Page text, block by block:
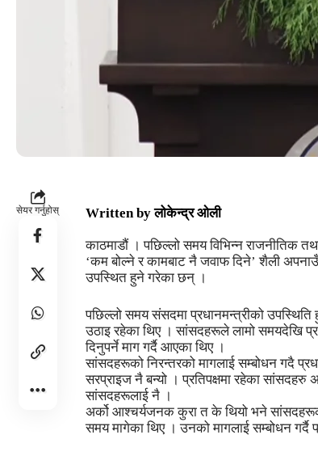
सेयर गर्नुहोस् Written by लोकेन्द्र ओली
काठमाडौं । पछिल्लो समय विभिन्न राजनीतिक
‘कम बोल्ने र कामबाट नै जवाफ दिने’ शैली
उपस्थित हुने गरेका छन् ।
पछिल्लो समय संसदमा प्रधानमन्त्रीको
उठाइ रहेका थिए । सांसदहरूले लामो समयदेखि
दिनुपर्ने माग गर्दै आएका थिए ।
सांसदहरूको निरन्तरको मागलाई सम्बोधन गदै
सरप्राइज नै बन्यो । प्रतिपक्षमा रहेका
सांसदहरूलाई नै ।
अर्को आश्चर्यजनक कुरा त के थियो भने
समय मागेका थिए । उनको मागलाई सम्बोधन गर्दै